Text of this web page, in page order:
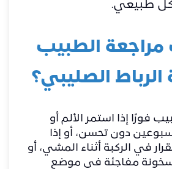
طبيعي.
الطبيب
الرباط الصليبي؟
فورًا إذا استمر الألم أو
دون تحسن، أو إذا
في الركبة أثناء المشي، أو
مفاجئة في موضع